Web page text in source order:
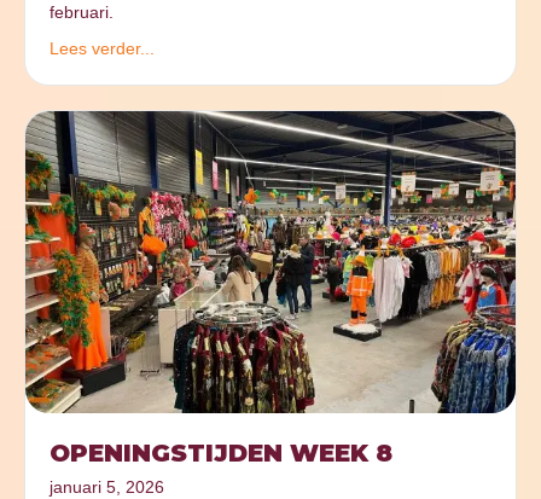
februari.
Lees verder...
OPENINGSTIJDEN WEEK 8
januari 5, 2026